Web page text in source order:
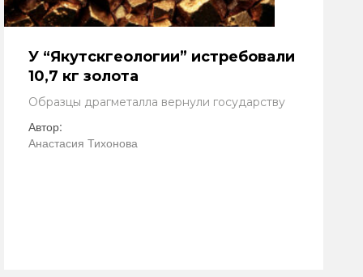
У “Якутскгеологии” истребовали
10,7 кг золота
Образцы драгметалла вернули государству
Автор:
Анастасия Тихонова